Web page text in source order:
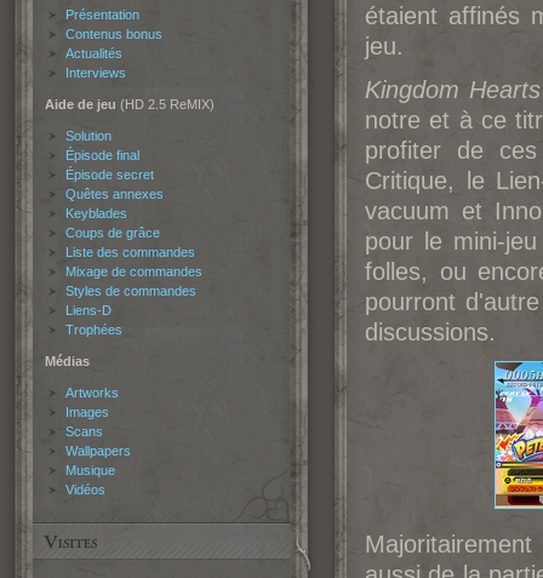
Présentation
Contenus bonus
Actualités
Interviews
Aide de jeu (HD 2.5 ReMIX)
Solution
Épisode final
Épisode secret
Quêtes annexes
Keyblades
Coups de grâce
Liste des commandes
Mixage de commandes
Styles de commandes
Liens-D
Trophées
Médias
Artworks
Images
Scans
Wallpapers
Musique
Vidéos
étaient affinés
jeu.
Kingdom
notre et à ce
profiter de
Critique, le
vacuum et
pour le mini-
folles, ou
pourront
discussions.